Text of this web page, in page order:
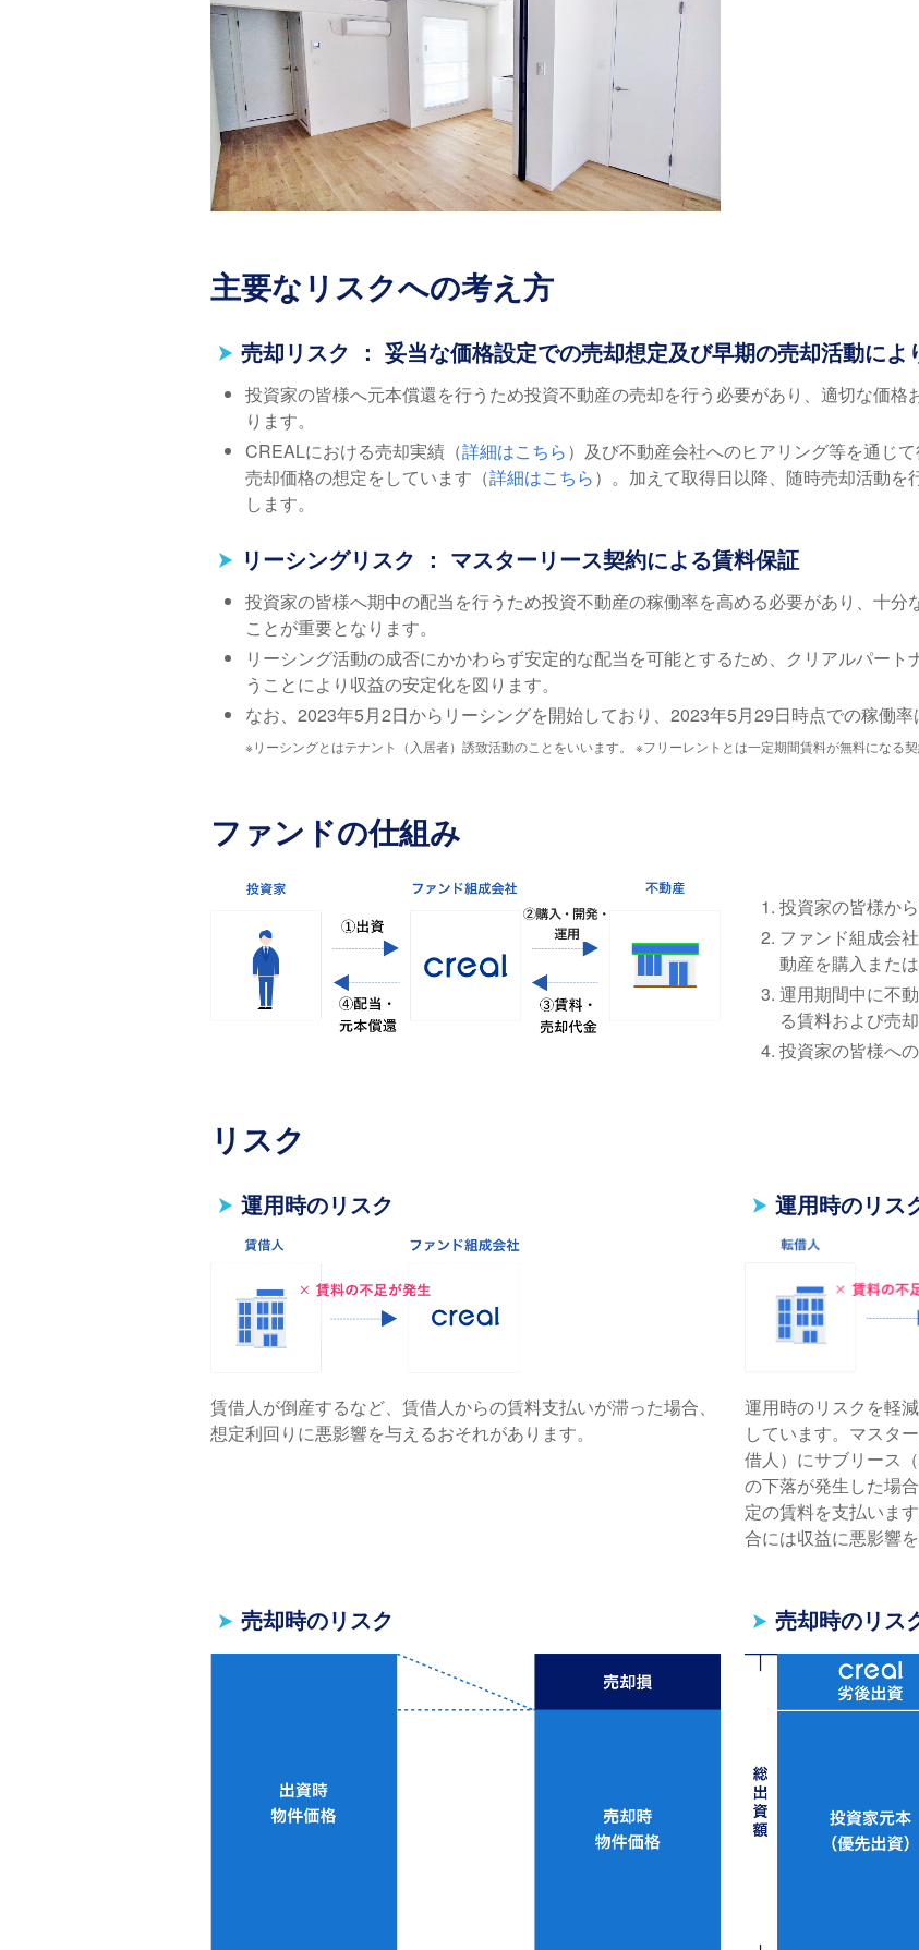
主要なリスクへの考え方
売却リスク ： 妥当な価格設定での売却想定及び早期の売却活動によ
投資家の皆様へ元本償還を行うため投資不動産の売却を行う必要があり、適切な価
ります。
CREALにおける売却実績（詳細はこちら）及び不動産会社へのヒアリング等を通じ
売却価格の想定をしています（詳細はこちら）。加えて取得日以降、随時売却活動
します。
リーシングリスク ： マスターリース契約による賃料保証
投資家の皆様へ期中の配当を行うため投資不動産の稼働率を高める必要があり、十分
ことが重要となります。
リーシング活動の成否にかかわらず安定的な配当を可能とするため、クリアルパー
うことにより収益の安定化を図ります。
なお、2023年5月2日からリーシングを開始しており、2023年5月29日時点での稼働率
※リーシングとはテナント（入居者）誘致活動のことをいいます。 ※フリーレントとは一定期間賃料が無料になる契
ファンドの仕組み
投資家の皆様か
ファンド組成会
動産を購入また
運用期間中に不
る賃料および売
投資家の皆様へ
リスク
運用時のリスク
賃借人が倒産するなど、賃借人からの賃料支払いが滞った場合、
想定利回りに悪影響を与えるおそれがあります。
運用時のリス
運用時のリスクを軽
しています。マスタ
借⼈）にサブリース
の下落が発⽣した場
定の賃料を⽀払いま
合には収益に悪影響
売却時のリスク 売却時のリス